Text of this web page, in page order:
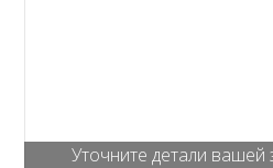
Уточните детали вашей